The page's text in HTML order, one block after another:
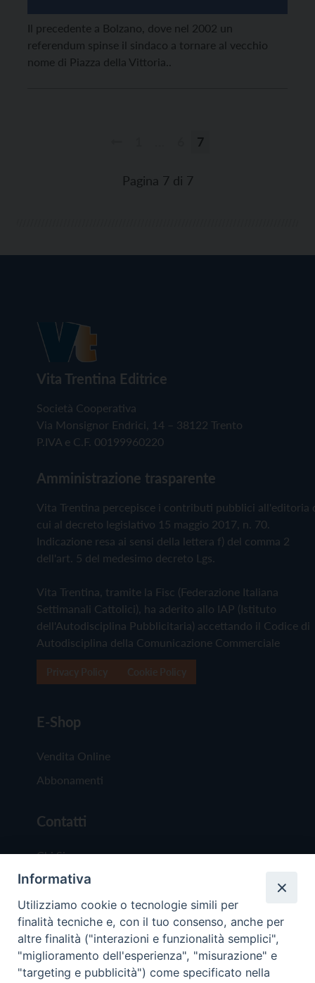
Il precedente a Bolzano, dove nel 2002 un
referendum spinse il sindaco a tornare al vecchio
nome di Piazza della Vittoria..
Paginazione
articoli
7
Pagina 7 di 7
Vita Trentina Editrice
Società Cooperativa
Via Monsignor Endrici, 14 – 38122 Trento
P.IVA e C.F. 00199960220
Amministrazione trasparente
Vita Trentina percepisce i contributi pubblici all'editoria
cui al decreto legislativo 15 maggio 2017, n. 70.
Indicazione resa ai sensi della lettera f) del comma 2
dell'art. 5 del medesimo decreto Lgs.
Vita Trentina, tramite la Fisc (Federazione Italiana
Settimanali Cattolici), ha aderito allo IAP (Istituto
dell'Autodisciplina Pubblicitaria) accettando il Codice di
Autodisciplina della Comunicazione Commerciale
E-Shop
Vendita Online
Abbonamenti
Contatti
Chi Siamo
Redazione
Scrivici
Informativa
Utilizziamo cookie o tecnologie simili per
finalità tecniche e, con il tuo consenso, anche per
altre finalità ("interazioni e funzionalità semplici",
"miglioramento dell'esperienza", "misurazione" e
"targeting e pubblicità") come specificato nella